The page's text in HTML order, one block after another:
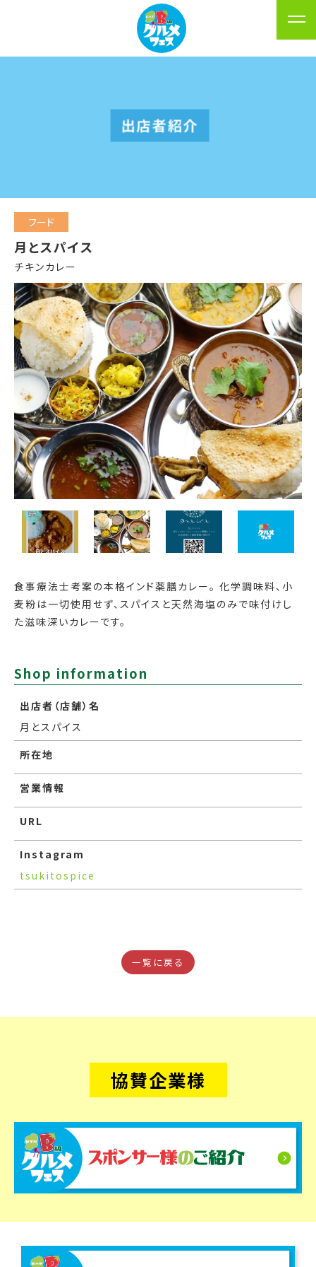
出店者紹介
フード
月とスパイス
チキンカレー
食事療法士考案の本格インド薬膳カレー。 化学調味料、小
麦粉は一切使用せず、スパイスと天然海塩のみで味付けし
た滋味深いカレーです。
Shop information
出店者（店舗）名
月とスパイス
所在地
営業情報
URL
Instagram
tsukitospice
一覧に戻る
協賛企業様